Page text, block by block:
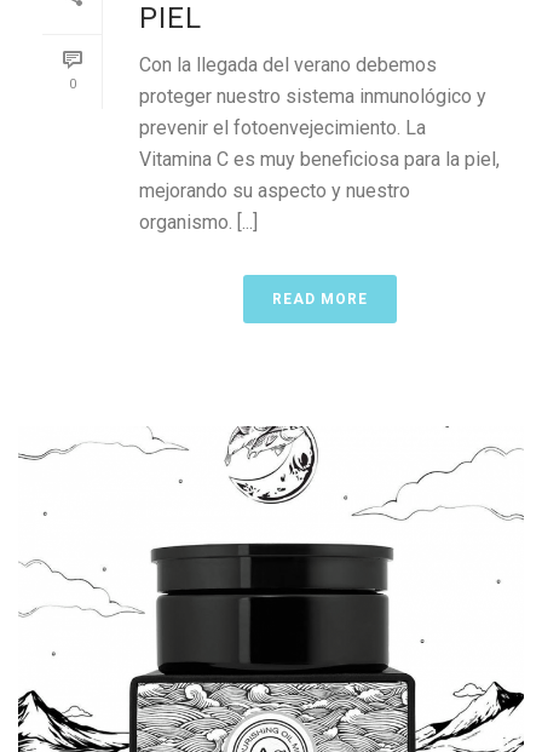
0
PIEL
Con la llegada del verano debemos
proteger nuestro sistema inmunológico y
prevenir el fotoenvejecimiento. La
Vitamina C es muy beneficiosa para la piel,
mejorando su aspecto y nuestro
organismo. [...]
READ MORE